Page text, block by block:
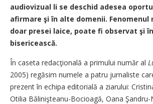
audiovizual li se deschid adesea
afirmare şi în alte domenii. Fenomenul
doar presei laice, poate fi observat şi
bisericească.
În caseta redacţională a primului număr al
2005) regăsim numele a patru jurnaliste
prezent în echipa editorială a ziarului:
Otilia Bălinişteanu-Bocioagă, Oana Şandru-